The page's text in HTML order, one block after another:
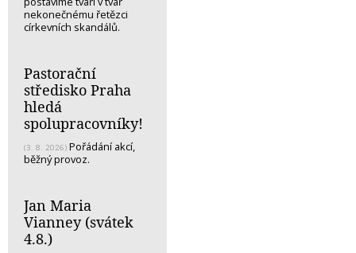
nekonečnému řetězci
církevních skandálů.
Pastorační
středisko Praha
hledá
spolupracovníky!
(3. 8. 2026) Pořádání akcí,
běžný provoz.
Jan Maria
Vianney (svátek
4.8.)